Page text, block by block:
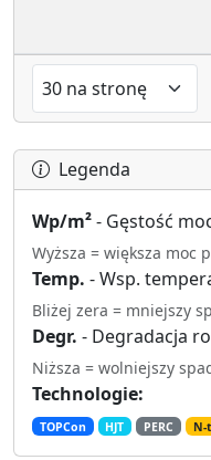
Legenda
Wp/m²- Gęstość
Wyższa = większa moc
Temp. - Wsp.
Bliżej zera = mniejszy
Degr. - Degradacja
Niższa = wolniejszy
Technologie:
TOPCon HJT PERC N-